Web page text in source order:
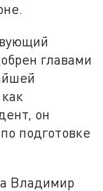
главами
он
подготовке
Владимир